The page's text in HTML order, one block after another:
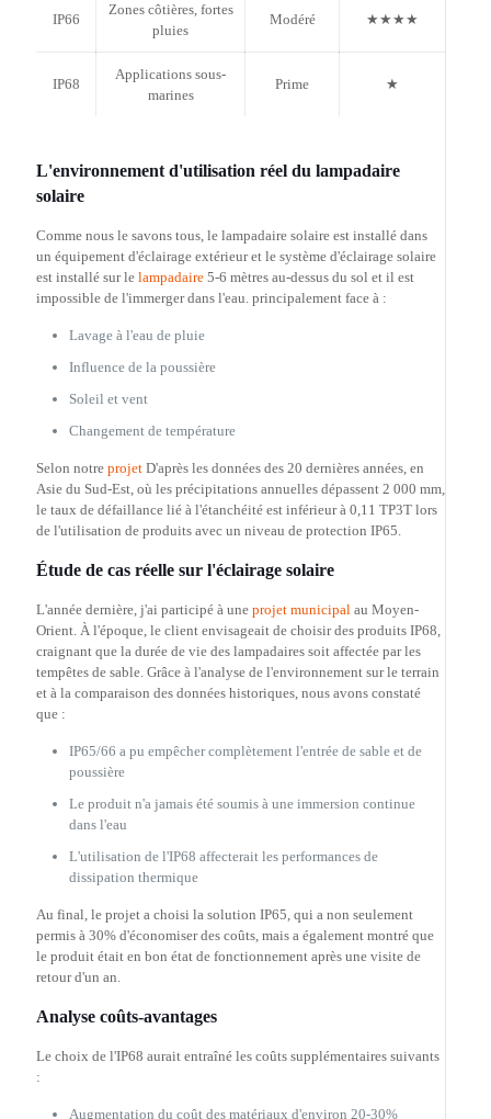
IP66
Zones côtières, fortes
pluies
Modéré ★★★★
IP68
Applications sous-
marines
Prime ★
L'environnement d'utilisation réel du lampadaire
solaire
Comme nous le savons tous, le lampadaire solaire est installé dans
un équipement d'éclairage extérieur et le système d'éclairage solaire
est installé sur le lampadaire 5-6 mètres au-dessus du sol et il est
impossible de l'immerger dans l'eau. principalement face à :
Lavage à l'eau de pluie
Influence de la poussière
Soleil et vent
Changement de température
Selon notre projet D'après les données des 20 dernières années, en
Asie du Sud-Est, où les précipitations annuelles dépassent 2 000 mm,
le taux de défaillance lié à l'étanchéité est inférieur à 0,11 TP3T lors
de l'utilisation de produits avec un niveau de protection IP65.
Étude de cas réelle sur l'éclairage solaire
L'année dernière, j'ai participé à une projet municipal au Moyen-
Orient. À l'époque, le client envisageait de choisir des produits IP68,
craignant que la durée de vie des lampadaires soit affectée par les
tempêtes de sable. Grâce à l'analyse de l'environnement sur le terrain
et à la comparaison des données historiques, nous avons constaté
que :
IP65/66 a pu empêcher complètement l'entrée de sable et de
poussière
Le produit n'a jamais été soumis à une immersion continue
dans l'eau
L'utilisation de l'IP68 affecterait les performances de
dissipation thermique
Au final, le projet a choisi la solution IP65, qui a non seulement
permis à 30% d'économiser des coûts, mais a également montré que
le produit était en bon état de fonctionnement après une visite de
retour d'un an.
Analyse coûts-avantages
Le choix de l'IP68 aurait entraîné les coûts supplémentaires suivants
:
Augmentation du coût des matériaux d'environ 20-30%